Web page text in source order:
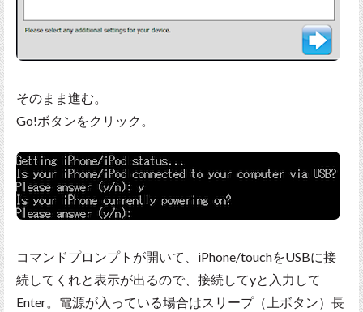
そのまま進む。
Go!ボタンをクリック。
コマンドプロンプトが開いて、iPhone/touchをUSBに接
続してくれと表示が出るので、接続してyと入力して
Enter。電源が入っている場合はスリープ（上ボタン）長